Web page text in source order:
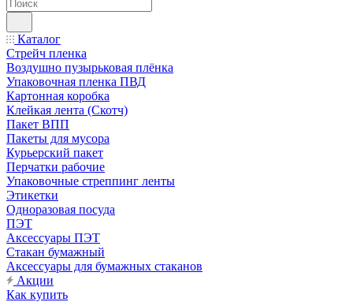
Каталог
Стрейч пленка
Воздушно пузырьковая плёнка
Упаковочная пленка ПВД
Картонная коробка
Клейкая лента (Скотч)
Пакет ВПП
Пакеты для мусора
Курьерский пакет
Перчатки рабочие
Упаковочные стреппинг ленты
Этикетки
Одноразовая посуда
ПЭТ
Аксессуары ПЭТ
Стакан бумажный
Аксессуары для бумажных стаканов
Акции
Как купить